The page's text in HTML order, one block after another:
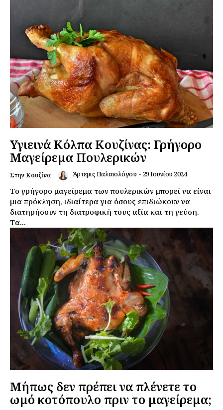
Υγιεινά Κόλπα Κουζίνας: Γρήγορο
Μαγείρεμα Πουλερικών
Στην Κουζίνα Άρτεμις Παλαιολόγου - 29 Ιουνίου 2024
Το γρήγορο μαγείρεμα των πουλερικών μπορεί να είναι
μια πρόκληση, ιδιαίτερα για όσους επιδιώκουν να
διατηρήσουν τη διατροφική τους αξία και τη γεύση.
Τα...
Μήπως δεν πρέπει να πλένετε το
ωμό κοτόπουλο πριν το μαγείρεμα;